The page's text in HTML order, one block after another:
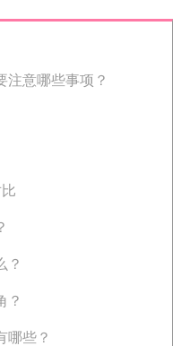
注意哪些事项？
？
？
哪些？